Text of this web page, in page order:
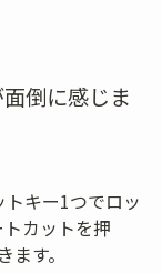
倒に感じま
キー1つでロッ
カットを押
す。